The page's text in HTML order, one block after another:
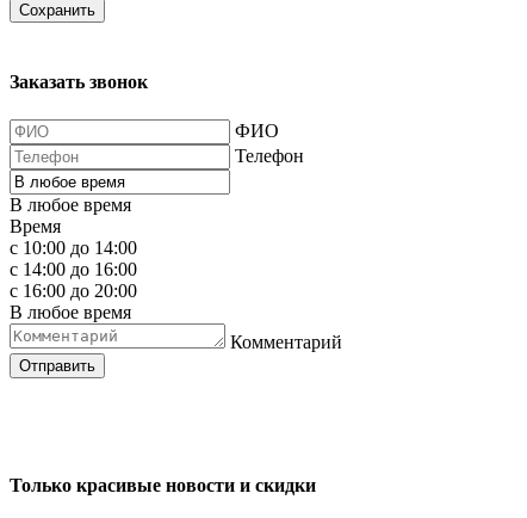
Сохранить
Заказать звонок
ФИО
Телефон
В любое время
Время
с 10:00 до 14:00
с 14:00 до 16:00
с 16:00 до 20:00
В любое время
Комментарий
Отправить
Только красивые новости и скидки